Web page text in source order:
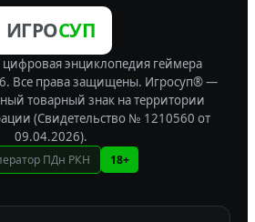
ИГРОСУП
энциклопедия геймера
Все права защищены. Игросуп® —
товарный знак на территории
(Свидетельство № 1210560 от
09.04.2026).
ПДн РКН 18+